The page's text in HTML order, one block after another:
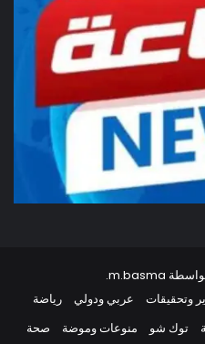
m.basma
.
وتحقيقات عربي ودولي
رياضة
توك شو منوعات وموضة صحة